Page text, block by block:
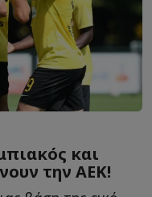
και
την ΑΕΚ!